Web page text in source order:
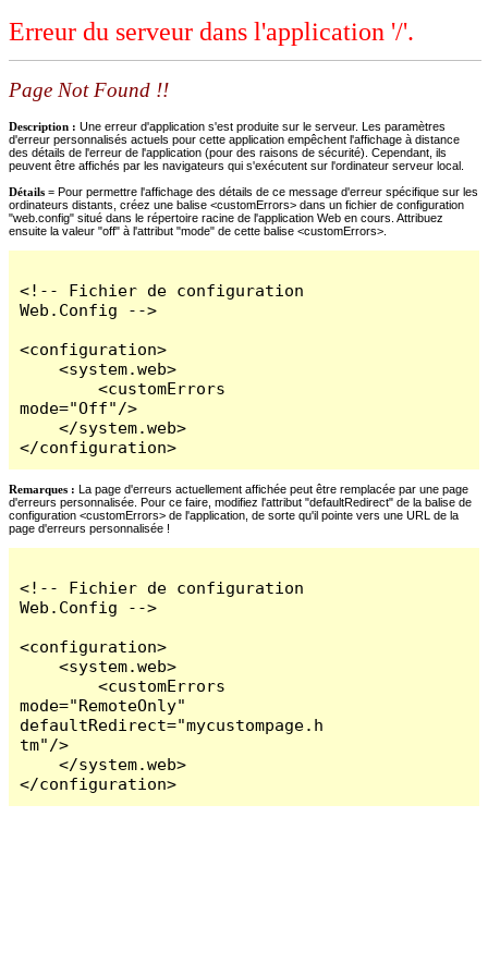
Erreur du serveur dans l'application '/'.
Page Not Found !!
Description : Une erreur d'application s'est produite sur le serveur. Les paramètres
d'erreur personnalisés actuels pour cette application empêchent l'affichage à distance
des détails de l'erreur de l'application (pour des raisons de sécurité). Cependant, ils
peuvent être affichés par les navigateurs qui s'exécutent sur l'ordinateur serveur local.
Détails = Pour permettre l'affichage des détails de ce message d'erreur spécifique sur les
ordinateurs distants, créez une balise <customErrors> dans un fichier de configuration
"web.config" situé dans le répertoire racine de l'application Web en cours. Attribuez
ensuite la valeur "off" à l'attribut "mode" de cette balise <customErrors>.
<!-- Fichier de configuration
Web.Config -->
<configuration>
    <system.web>
        <customErrors
mode="Off"/>
    </system.web>
</configuration>
Remarques : La page d'erreurs actuellement affichée peut être remplacée par une page
d'erreurs personnalisée. Pour ce faire, modifiez l'attribut "defaultRedirect" de la balise de
configuration <customErrors> de l'application, de sorte qu'il pointe vers une URL de la
page d'erreurs personnalisée !
<!-- Fichier de configuration
Web.Config -->
<configuration>
    <system.web>
        <customErrors
mode="RemoteOnly"
defaultRedirect="mycustompage.h
tm"/>
    </system.web>
</configuration>